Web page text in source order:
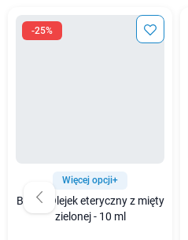
-25%
Więcej opcji+
Bilovit Olejek eteryczny z mięty
zielonej - 10 ml